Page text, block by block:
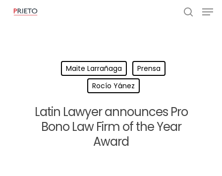
Maite Larrañaga
Prensa
Rocío Yánez
Latin Lawyer announces Pro
Bono Law Firm of the Year
Award